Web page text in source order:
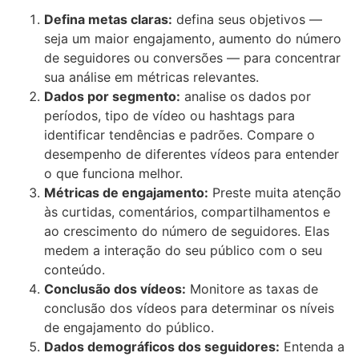
Defina metas claras: defina seus objetivos —
seja um maior engajamento, aumento do número
de seguidores ou conversões — para concentrar
sua análise em métricas relevantes.
Dados por segmento: analise os dados por
períodos, tipo de vídeo ou hashtags para
identificar tendências e padrões. Compare o
desempenho de diferentes vídeos para entender
o que funciona melhor.
Métricas de engajamento: Preste muita atenção
às curtidas, comentários, compartilhamentos e
ao crescimento do número de seguidores. Elas
medem a interação do seu público com o seu
conteúdo.
Conclusão dos vídeos: Monitore as taxas de
conclusão dos vídeos para determinar os níveis
de engajamento do público.
Dados demográficos dos seguidores: Entenda a